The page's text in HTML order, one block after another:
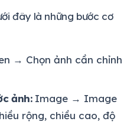
đây là những bước cơ
→ Chọn ảnh cần chỉnh
ảnh:Image → Image
rộng, chiều cao, độ